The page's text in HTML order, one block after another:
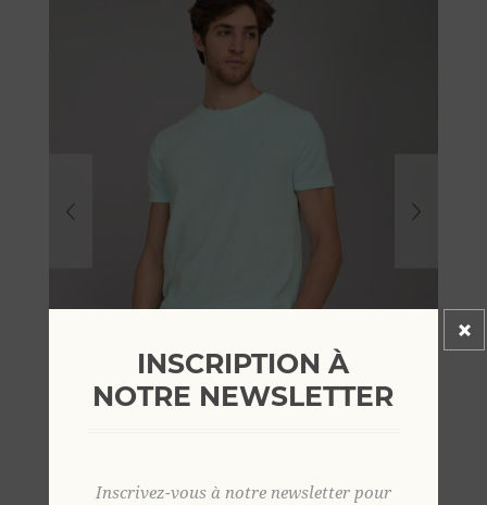
INSCRIPTION À
NOTRE NEWSLETTER
Inscrivez-vous à notre newsletter pour